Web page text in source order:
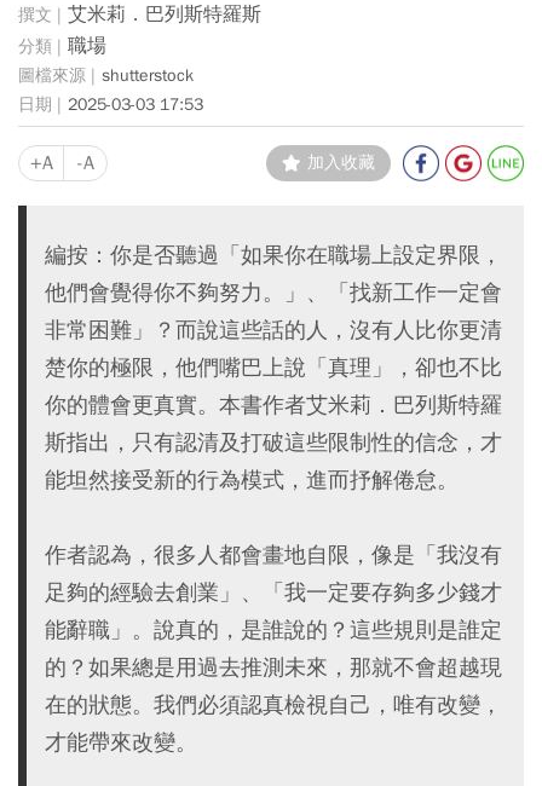
艾米莉．巴列斯特羅斯
職場
shutterstock
2025-03-03 17:53
+A -A 加入收藏
編按：你是否聽過「如果你在職場上設定界限，
他們會覺得你不夠努力。」、「找新工作一定會
非常困難」？而說這些話的人，沒有人比你更清
楚你的極限，他們嘴巴上說「真理」，卻也不比
你的體會更真實。本書作者艾米莉．巴列斯特羅
斯指出，只有認清及打破這些限制性的信念，才
能坦然接受新的行為模式，進而抒解倦怠。
作者認為，很多人都會畫地自限，像是「我沒有
足夠的經驗去創業」、「我一定要存夠多少錢才
能辭職」。說真的，是誰說的？這些規則是誰定
的？如果總是用過去推測未來，那就不會超越現
在的狀態。我們必須認真檢視自己，唯有改變，
才能帶來改變。